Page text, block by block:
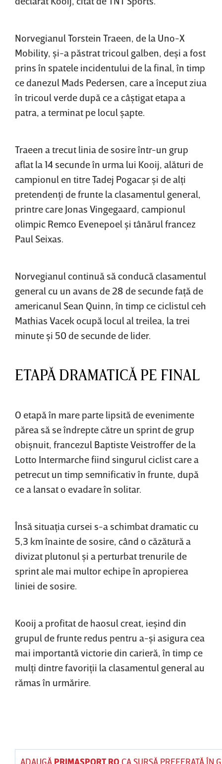
Norvegianul Torstein Traeen, de la Uno-X
Mobility, şi-a păstrat tricoul galben, deşi a fost
prins în spatele incidentului de la final, în timp
ce danezul Mads Pedersen, care a început ziua
în tricoul verde după ce a câştigat etapa a
patra, a terminat pe locul şapte.
Traeen a trecut linia de sosire într-un grup
aflat la 14 secunde în urma lui Kooij, alături de
campionul en titre Tadej Pogacar şi de alţi
pretendenţi de frunte la clasamentul general,
printre care Jonas Vingegaard, campionul
olimpic Remco Evenepoel şi tânărul francez
Paul Seixas.
Norvegianul continuă să conducă clasamentul
general cu un avans de 28 de secunde faţă de
americanul Sean Quinn, în timp ce ciclistul ceh
Mathias Vacek ocupă locul al treilea, la trei
minute şi 50 de secunde de lider.
ETAPĂ DRAMATICĂ PE FINAL
O etapă în mare parte lipsită de evenimente
părea să se îndrepte către un sprint de grup
obişnuit, francezul Baptiste Veistroffer de la
Lotto Intermarche fiind singurul ciclist care a
petrecut un timp semnificativ în frunte, după
ce a lansat o evadare în solitar.
Însă situaţia cursei s-a schimbat dramatic cu
5,3 km înainte de sosire, când o căzătură a
divizat plutonul şi a perturbat trenurile de
sprint ale mai multor echipe în apropierea
liniei de sosire.
Kooij a profitat de haosul creat, ieşind din
grupul de frunte redus pentru a-şi asigura cea
mai importantă victorie din carieră, în timp ce
mulţi dintre favoriţii la clasamentul general au
rămas în urmărire.
ADAUGĂ PRIMASPORT.ROCA SURSĂ PREFERATĂ ÎN